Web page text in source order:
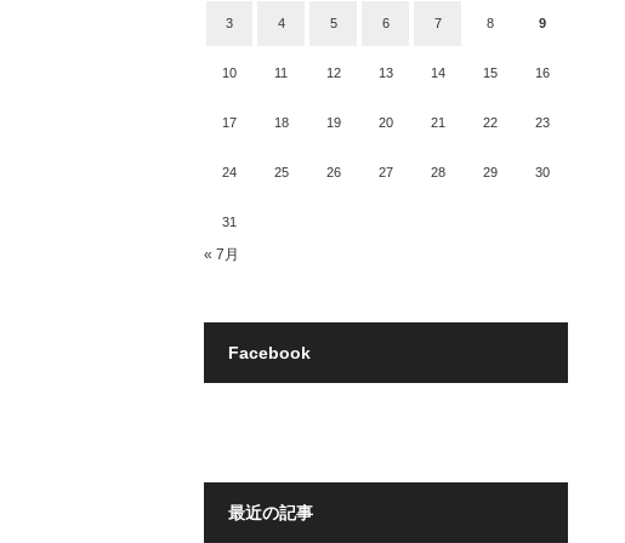
3 4 5 6 7 8 9
10 11 12 13 14 15 16
17 18 19 20 21 22 23
24 25 26 27 28 29 30
31
« 7月
Facebook
最近の記事